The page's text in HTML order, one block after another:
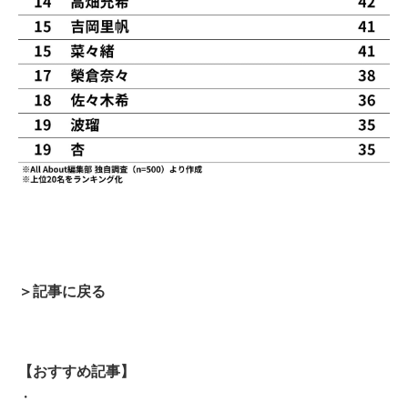
＞記事に戻る
【おすすめ記事】
・